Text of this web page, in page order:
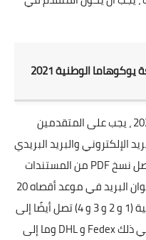
الوطنية 2021
بالنسبة لطلب التسجيل في أكتوبر 2021 ، يجب على المتقدمين
الإلكتروني والبريد البريدي
نسخPDFمن المستندات
عنوان البريد في موعد أقصاه 20
ديسمبر 2020. جميع المستندات الأصلية (1 و 2 و 3 و 4) تصل أيضًا إلى
ذلكFedexوDHLوما إلى